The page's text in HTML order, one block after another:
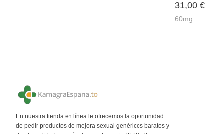
31,00 €
60mg
En nuestra tienda en línea le ofrecemos la oportunidad
de pedir productos de mejora sexual genéricos baratos y